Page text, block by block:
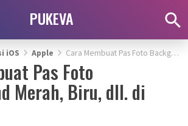
PUKEVA
iOS Apple Cara Membuat Pas Foto Background Merah, Biru, dll. di iPhone
Pas Foto
Merah, Biru, dll. di